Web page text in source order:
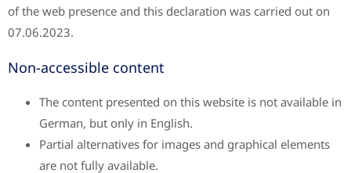
of the web presence and this declaration was carried out on
07.06.2023.
Non-accessible content
The content presented on this website is not available in
German, but only in English.
Partial alternatives for images and graphical elements
are not fully available.